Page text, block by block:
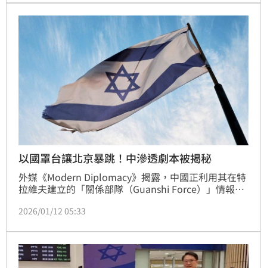
任意處置，與以人質莊嚴回歸反差，凸顯戰火殘酷及平
民犧牲。
以國罩台讓北京暴跳！中滲透劇本被揭秘
外媒《Modern Diplomacy》揭露，中國正利用其在特
拉維夫建立的「關係部隊（Guanshi Force）」情報
馬利蘭及協助台灣建構防空系統。北京不滿以色列將
外長薩爾訪問索馬利蘭，於是於2026年初派外長王毅
訪索馬利亞反制，並轉向伊朗軸心；以色列則將中國視
為安全威脅，下令軍官停用中國電動車與安
2026/01/12 05:33